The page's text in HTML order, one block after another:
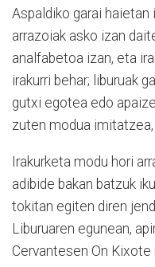
Aspaldiko garai
arrazoiak asko izan
analfabetoa izan, eta
irakurri behar; liburuak
gutxi egotea edo
zuten modua
Irakurketa modu hori
adibide bakan batzuk
tokitan egiten diren
Liburuaren egunean,
Cervantesen On